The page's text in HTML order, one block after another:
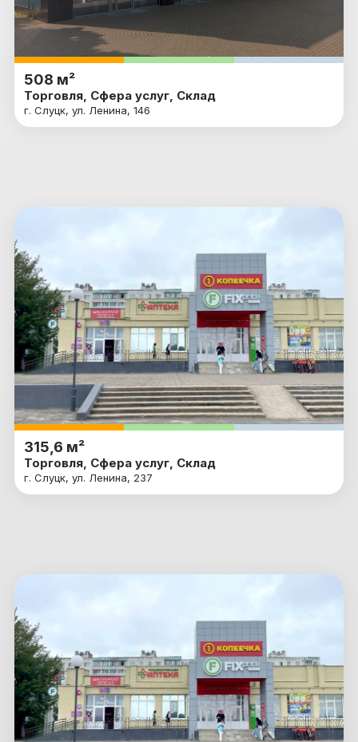
508 м²
Торговля, Сфера услуг, Склад
г. Слуцк, ул. Ленина, 146
315,6 м²
Торговля, Сфера услуг, Склад
г. Слуцк, ул. Ленина, 237